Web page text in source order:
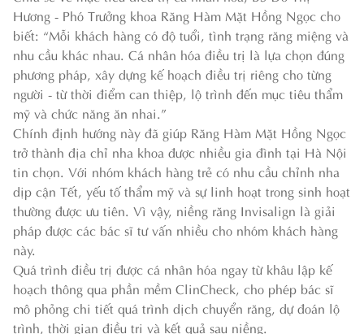
Hương - Phó Trưởng khoa Răng Hàm Mặt Hồng Ngọc cho
biết: “Mỗi khách hàng có độ tuổi, tình trạng răng miệng và
nhu cầu khác nhau. Cá nhân hóa điều trị là lựa chọn đúng
phương pháp, xây dựng kế hoạch điều trị riêng cho từng
người - từ thời điểm can thiệp, lộ trình đến mục tiêu thẩm
mỹ và chức năng ăn nhai.”
Chính định hướng này đã giúp Răng Hàm Mặt Hồng Ngọc
trở thành địa chỉ nha khoa được nhiều gia đình tại Hà Nội
tin chọn. Với nhóm khách hàng trẻ có nhu cầu chỉnh nha
dịp cận Tết, yếu tố thẩm mỹ và sự linh hoạt trong sinh hoạt
thường được ưu tiên. Vì vậy, niềng răng Invisalign là giải
pháp được các bác sĩ tư vấn nhiều cho nhóm khách hàng
này.
Quá trình điều trị được cá nhân hóa ngay từ khâu lập kế
hoạch thông qua phần mềm ClinCheck, cho phép bác sĩ
mô phỏng chi tiết quá trình dịch chuyển răng, dự đoán lộ
trình, thời gian điều trị và kết quả sau niềng.